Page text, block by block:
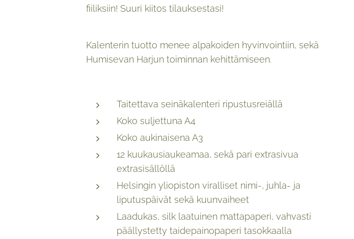
fiiliksiin! Suuri kiitos tilauksestasi!
Kalenterin tuotto menee alpakoiden hyvinvointiin, sekä
Humisevan Harjun toiminnan kehittämiseen.
Taitettava seinäkalenteri ripustusreiällä
Koko suljettuna A4
Koko aukinaisena A3
12 kuukausiaukeamaa, sekä pari extrasivua
extrasisällöllä
Helsingin yliopiston viralliset nimi-, juhla- ja
liputuspäivät sekä kuunvaiheet
Laadukas, silk laatuinen mattapaperi, vahvasti
päällystetty taidepainopaperi tasokkaalla